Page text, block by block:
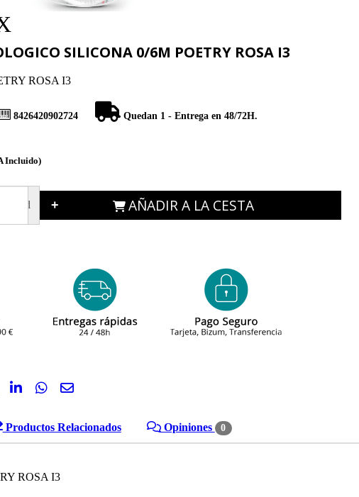
SILICONA 0/6M POETRY ROSA I3
ROSA I3
8426420902724 Quedan 1 - Entrega en 48/72H.
Incluido)
ud + AÑADIR A LA CESTA
Productos Relacionados Opiniones 0
ROSA I3